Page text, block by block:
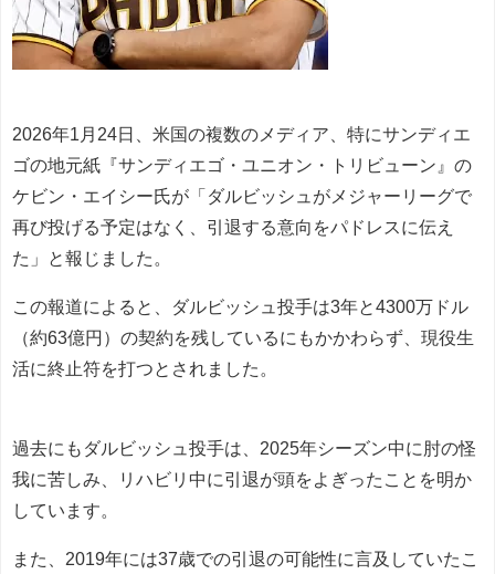
2026年1月24日、米国の複数のメディア、特にサンディエ
ゴの地元紙『サンディエゴ・ユニオン・トリビューン』の
ケビン・エイシー氏が「ダルビッシュがメジャーリーグで
再び投げる予定はなく、引退する意向をパドレスに伝え
た」と報じました。
この報道によると、ダルビッシュ投手は3年と4300万ドル
（約63億円）の契約を残しているにもかかわらず、現役生
活に終止符を打つとされました。
過去にもダルビッシュ投手は、2025年シーズン中に肘の怪
我に苦しみ、リハビリ中に引退が頭をよぎったことを明か
しています。
また、2019年には37歳での引退の可能性に言及していたこ